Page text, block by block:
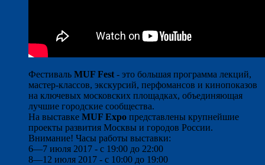
Фестиваль MUF Fest - это большая программа лекций,
мастер-классов, экскурсий, перфомансов и кинопоказов
на ключевых московских площадках, объединяющая
лучшие городские сообщества.
На выставке MUF Expo представлены крупнейшие
проекты развития Москвы и городов России.
Внимание! Часы работы выставки:
6—7 июля 2017 - с 19:00 до 22:00
8—12 июля 2017 - с 10:00 до 19:00